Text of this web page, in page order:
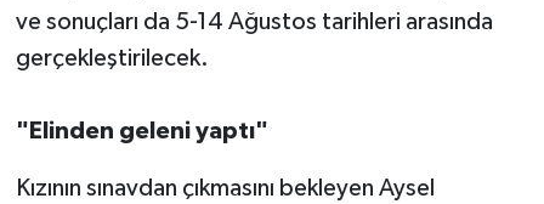
ve sonuçları da 5-14 Ağustos tarihleri arasında
gerçekleştirilecek.
"Elinden geleni yaptı"
Kızının sınavdan çıkmasını bekleyen Aysel